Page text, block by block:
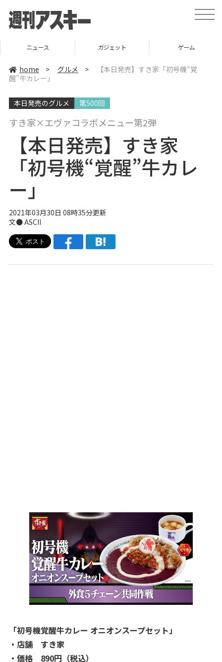
t
o
ニュース ガジェット ゲーム
home > グルメ >
【本日発売】すき家「初号機“覚
醒”牛カレー」
本日発売のグルメ 第500回
すき家×エヴァコラボメニュー第2弾
【本日発売】すき家
「初号機“覚醒”牛カレ
ー」
2021年03月30日 08時35分更新
文● ASCII
「初号機覚醒牛カレー オニオンスープセット」
・店舗 すき家
・価格 890円（税込）